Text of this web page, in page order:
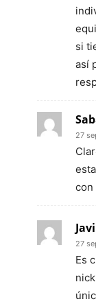
si
así
27
con
27
Es